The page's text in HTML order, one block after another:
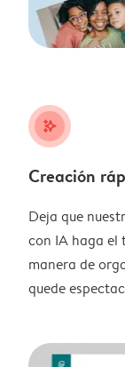
stars_plus
Creación
Deja que
con IA haga el
manera de
quede